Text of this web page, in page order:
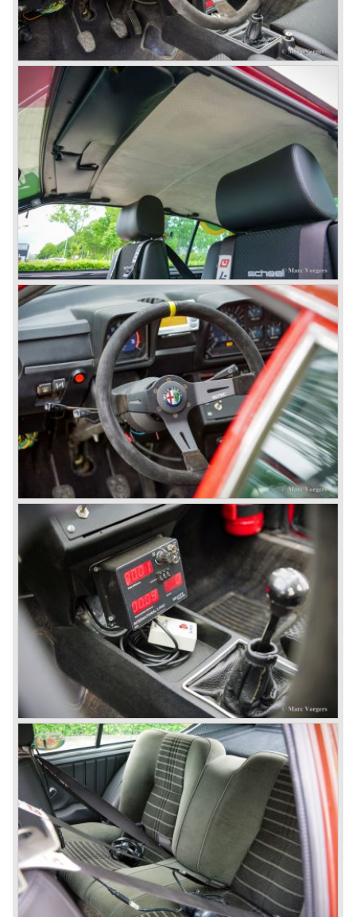
so bad, the car already rusted during production, that the
Alfa Romeo name was crushed. In the mid-eighties Alfa
Romeo was ready to shut the factory gates as it was
reluctantly taken over by Fiat. It took Fiat/ Alfa Romeo
almost fifteen years to rebuilt the old Alfa Romeo image by
good marketing and by building better Alfa Romeo cars
every generation. It started with the Alfa 33 (with boxer-
engine), 75 and 164 (both with rear-wheel drive). Then the
new generation 145, 146 and 155 followed (all front wheel
drive) Specials were introduced at the same time which hit
bulls eye; the GTV and the Spider!
The third generation put Alfa Romeo really back on the
map of modern motoring enthusiasts; the Alfa Romeo 156,
the 166 and the 147. All well designed by Alfa Romeo the
then chief designer Walther de Silva.
© Marc Vorgers